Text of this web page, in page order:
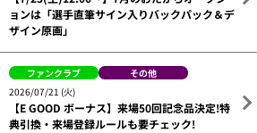
ョンは「選手直筆サイン入りバックパック＆デ
ザイン原画」
ファンクラブ
その他
2026/07/21 (火)
【E GOOD ボーナス】来場50回記念品決定!特
典引換・来場登録ルールも要チェック!